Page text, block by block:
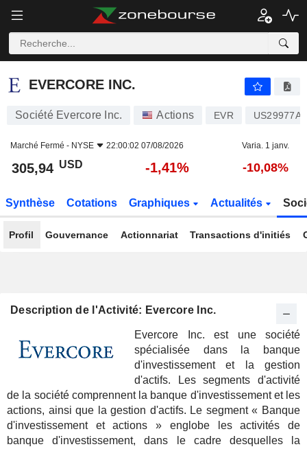
EVERCORE INC.
EVERCORE INC.
Société Evercore Inc. Actions EVR
Marché Fermé - NYSE 22:00:02 07/08/2026 Varia. 1 janv.
305,94 USD -1,41% -10,08%
Synthèse Cotations Graphiques Actualités
Profil Gouvernance Actionnariat Transactions d'initiés
Description de l'Activité: Evercore Inc.
Evercore Inc. est une société
spécialisée dans la banque
d'investissement et la gestion
d'actifs. Les segments d'activité
de la société comprennent la banque d'investissement et les
actions, ainsi que la gestion d'actifs. Le segment « Banque
d'investissement et actions » englobe les activités de
banque d'investissement, dans le cadre desquelles la